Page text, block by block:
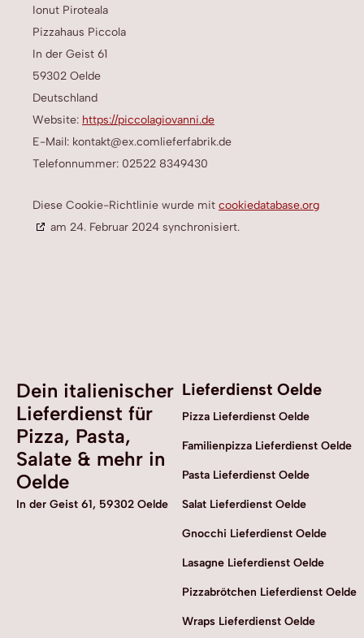
Ionut Piroteala
Pizzahaus Piccola
In der Geist 61
59302 Oelde
Deutschland
Website: https://piccolagiovanni.de
E-Mail: kontakt@ex.comlieferfabrik.de
Telefonnummer: 02522 8349430
Diese Cookie-Richtlinie wurde mit cookiedatabase.org
am 24. Februar 2024 synchronisiert.
Dein italienischer
Lieferdienst für
Pizza, Pasta,
Salate & mehr in
Oelde
In der Geist 61, 59302 Oelde
Lieferdienst Oelde
Pizza Lieferdienst Oelde
Familienpizza Lieferdienst Oelde
Pasta Lieferdienst Oelde
Salat Lieferdienst Oelde
Gnocchi Lieferdienst Oelde
Lasagne Lieferdienst Oelde
Pizzabrötchen Lieferdienst Oelde
Wraps Lieferdienst Oelde